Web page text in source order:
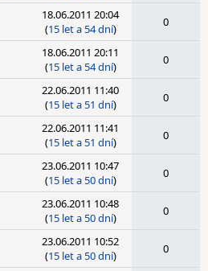
18.06.2011 20:04
(15 let a 54 dní) 0
18.06.2011 20:11
(15 let a 54 dní) 0
22.06.2011 11:40
(15 let a 51 dní) 0
22.06.2011 11:41
(15 let a 51 dní) 0
23.06.2011 10:47
(15 let a 50 dní) 0
23.06.2011 10:48
(15 let a 50 dní) 0
23.06.2011 10:52
(15 let a 50 dní) 0